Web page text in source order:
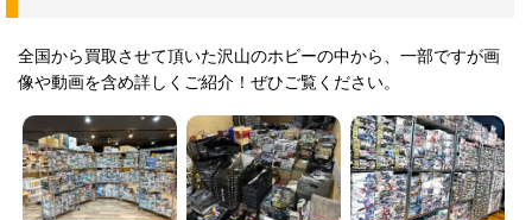
オオタキ 1/12 メルセデス・ベンツ 450SLC OT-3
フジミ 1/16 ランボルギーニ カウンタック
LP500S RC102
ニチモ 1/12 ロータス ヨーロッパスペシャル
SD1201
4975993012742
全国から買取させて頂いた沢山のホビーの中から、一部ですが画
像や動画を含め詳しくご紹介！ぜひご覧ください。